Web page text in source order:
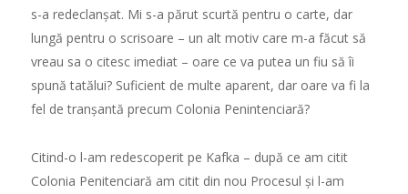
s-a redeclanșat. Mi s-a părut scurtă pentru o carte, dar
lungă pentru o scrisoare – un alt motiv care m-a făcut să
vreau sa o citesc imediat – oare ce va putea un fiu să îi
spună tatălui? Suficient de multe aparent, dar oare va fi la
fel de tranșantă precum Colonia Penintenciară?
Citind-o l-am redescoperit pe Kafka – după ce am citit
Colonia Penitenciară am citit din nou Procesul și l-am